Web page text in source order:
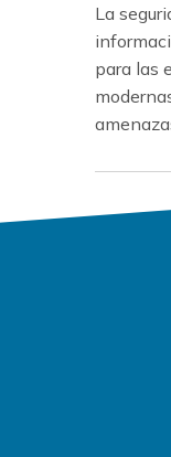
La
para las